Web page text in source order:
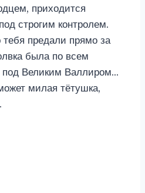
приходится
строгим контролем.
предали прямо за
была по всем
Великим Валлиром…
милая тётушка,